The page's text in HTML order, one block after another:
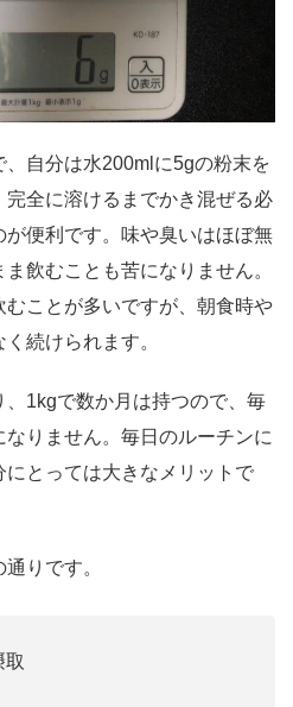
自分は水200mlに5gの粉末を
全に溶けるまでかき混ぜる必
便利です。味や臭いはほぼ無
飲むことも苦になりません。
ことが多いですが、朝食時や
続けられます。
、1kgで数か月は持つので、毎
りません。毎日のルーチンに
とっては大きなメリットで
りです。
取